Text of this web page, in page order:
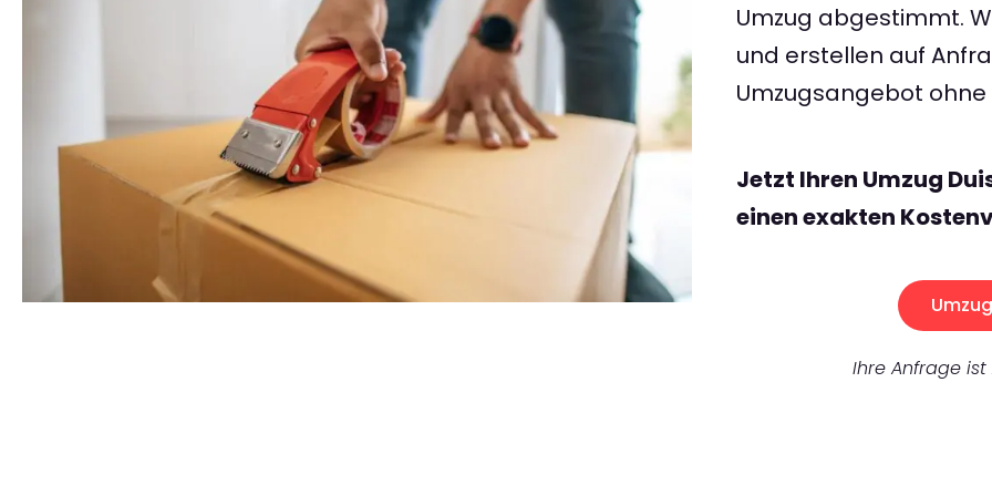
Umzug abgestimmt.
und erstellen auf
Umzugsangebot
Jetzt Ihren Umzug
einen exakten
Ihre Anfrage ist